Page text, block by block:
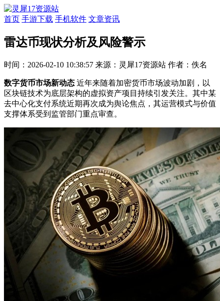
首页 手游下载 手机软件 文章资讯
雷达币现状分析及风险警示
时间：2026-02-10 10:38:57 来源：灵犀17资源站 作者：佚名
数字货币市场新动态 近年来随着加密货币市场波动加剧，以
区块链技术为底层架构的虚拟资产项目持续引发关注。其中某
去中心化支付系统近期再次成为舆论焦点，其运营模式与价值
支撑体系受到监管部门重点审查。